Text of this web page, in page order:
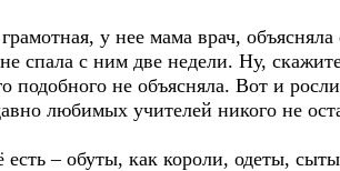
у нее мама врач,
спала с ним две недели. Ну,
подобного не объясняла. Вот и
любимых учителей никого не
– обуты, как короли, одеты,